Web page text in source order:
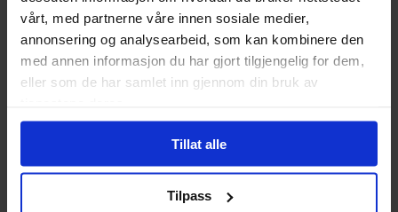
vårt, med partnerne våre innen sosiale medier,
annonsering og analysearbeid, som kan kombinere den
med annen informasjon du har gjort tilgjengelig for dem,
eller som de har samlet inn gjennom din bruk av
Tillat alle
Tilpass
287,10 Medlem
På nettlager
På nettlager